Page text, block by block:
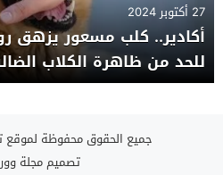
27 أكتوبر 2024
أكادير.. كلب مسعور يزهق
للحد من ظاهرة الكلاب
جميع الحقوق محفوظة لموقع
تصميممجلة